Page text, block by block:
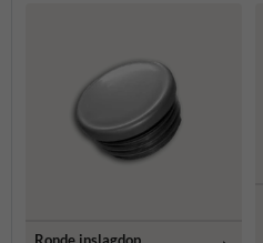
Ronde inslagdop